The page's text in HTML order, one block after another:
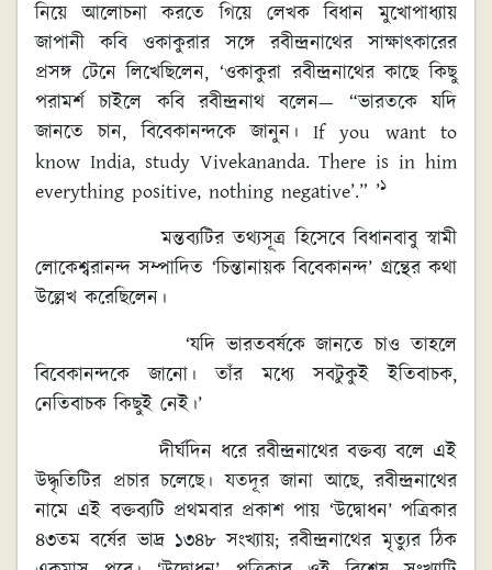
নিয়ে আলোচনা করতে গিয়ে লেখক বিধান মুখোপাধ্যায়
জাপানী কবি ওকাকুরার সঙ্গে রবীন্দ্রনাথের সাক্ষাৎকারের
প্রসঙ্গ টেনে লিখেছিলেন, ‘ওকাকুরা রবীন্দ্রনাথের কাছে কিছু
পরামর্শ চাইলে কবি রবীন্দ্রনাথ বলেন— “ভারতকে যদি
জানতে চান, বিবেকানন্দকে জানুন। If you want to
know India, study Vivekananda. There is in him
everything positive, nothing negative’.” ’১
মন্তব্যটির তথ্যসূত্র হিসেবে বিধানবাবু স্বামী
লোকেশ্বরানন্দ সম্পাদিত ‘চিন্তানায়ক বিবেকানন্দ’ গ্রন্থের কথা
উল্লেখ করেছিলেন।
‘যদি ভারতবর্ষকে জানতে চাও তাহলে
বিবেকানন্দকে জানো। তাঁর মধ্যে সবটুকুই ইতিবাচক,
নেতিবাচক কিছুই নেই।’
দীর্ঘদিন ধরে রবীন্দ্রনাথের বক্তব্য বলে এই
উদ্ধৃতিটির প্রচার চলেছে। যতদূর জানা আছে, রবীন্দ্রনাথের
নামে এই বক্তব্যটি প্রথমবার প্রকাশ পায় ‘উদ্বোধন’ পত্রিকার
৪৩তম বর্ষের ভাদ্র ১৩৪৮ সংখ্যায়; রবীন্দ্রনাথের মৃত্যুর ঠিক